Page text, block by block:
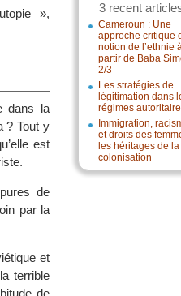
3 recent
Cameroun : Une
approche critique
notion de l’ethnie
partir de Baba
2/3
Les stratégies de
légitimation dans
régimes
Immigration,
et droits des
les héritages de la
colonisation
»,
dans la
? Tout y
est
de
par la
et
terrible
de